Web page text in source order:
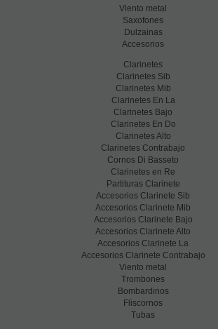
Viento metal
Saxofones
Dulzainas
Accesorios
Clarinetes
Clarinetes Sib
Clarinetes Mib
Clarinetes En La
Clarinetes Bajo
Clarinetes En Do
Clarinetes Alto
Clarinetes Contrabajo
Cornos Di Basseto
Clarinetes en Re
Partituras Clarinete
Accesorios Clarinete Sib
Accesorios Clarinete Mib
Accesorios Clarinete Bajo
Accesorios Clarinete Alto
Accesorios Clarinete La
Accesorios Clarinete Contrabajo
Viento metal
Trombones
Bombardinos
Fliscornos
Tubas